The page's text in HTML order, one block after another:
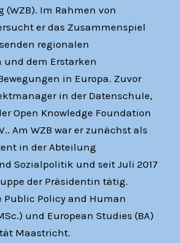
(WZB). Im Rahmen von
er das Zusammenspiel
regionalen
dem Erstarken
in Europa. Zuvor
in der Datenschule,
Open Knowledge Foundation
Am WZB war er zunächst als
in der Abteilung
Sozialpolitik und seit Juli 2017
der Präsidentin tätig.
Public Policy and Human
und European Studies (BA)
Maastricht.